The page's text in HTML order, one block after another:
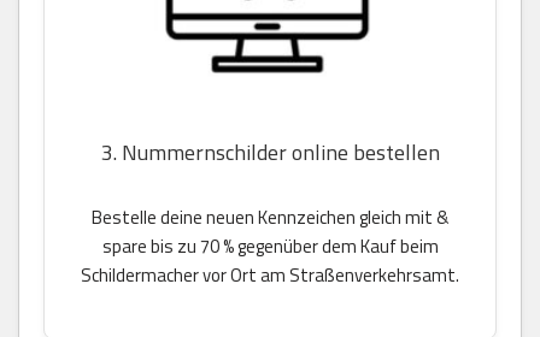
3. Nummernschilder online bestellen
Bestelle deine neuen Kennzeichen gleich mit &
spare bis zu 70 % gegenüber dem Kauf beim
Schildermacher vor Ort am Straßenverkehrsamt.